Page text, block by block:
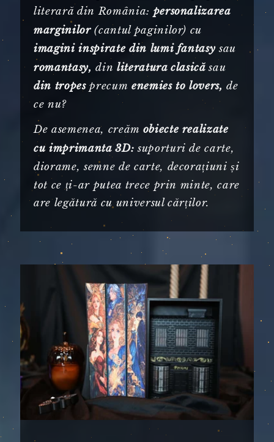
literară din România: personalizarea
marginilor(cantul paginilor) cu
imagini inspirate din lumi fantasysau
romantasy,din literatura clasicăsau
din tropesprecum enemies to lovers,de
ce nu?
De asemenea, creăm obiecte realizate
cu imprimanta 3D: suporturi de carte,
diorame, semne de carte, decorațiuni și
tot ce ți-ar putea trece prin minte, care
are legătură cu universul cărților.